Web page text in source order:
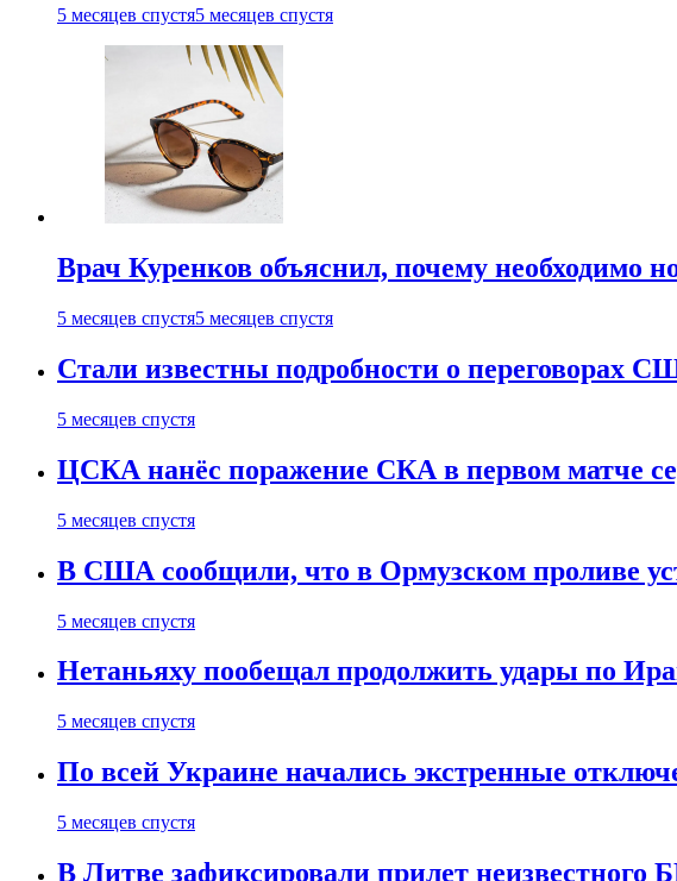
5 месяцев спустя5 месяцев спустя
Врач Куренков объяснил, почему необходимо
5 месяцев спустя5 месяцев спустя
Стали известны подробности о переговорах
5 месяцев спустя
ЦСКА нанёс поражение СКА в первом матче
5 месяцев спустя
В США сообщили, что в Ормузском проливе
5 месяцев спустя
Нетаньяху пообещал продолжить удары по
5 месяцев спустя
По всей Украине начались экстренные
5 месяцев спустя
В Литве зафиксировали прилет неизвестного